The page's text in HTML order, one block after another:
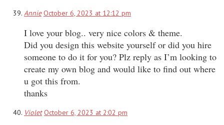
Annie October 6, 2023 at 12:12 pm
I love your blog.. very nice colors & theme.
Did you design this website yourself or did you hire
someone to do it for you? Plz reply as I’m looking to
create my own blog and would like to find out where
u got this from.
thanks
Violet October 6, 2023 at 2:02 pm